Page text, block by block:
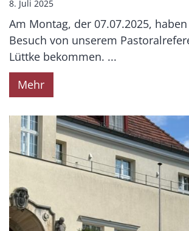
8. Juli 2025
Am Montag, der 07.07.2025,
Besuch von unserem
Lüttke bekommen. ...
Mehr